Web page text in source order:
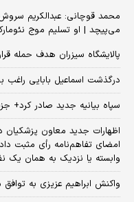
محمد قوچانی: عبدالکریم
می‌پیچد | او تسلیم موج
پالایشگاه سیزران هدف حمله
درگذشت اسماعیل بابایی راغب
سپاه بیانیه جدید صادر کرد+
امضای تفاهم‌نامه رأی مثبت
وابسته یا نزدیک به همان یک
واکنش ابراهیم عزیزی به